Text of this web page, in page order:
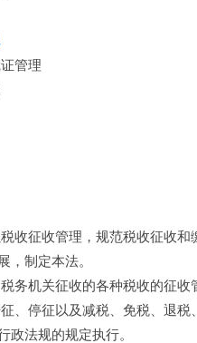
管理
收管理，规范税收征收和
，制定本法。
关征收的各种税收的征收管
征以及减税、免税、退税
政法规的规定执行。